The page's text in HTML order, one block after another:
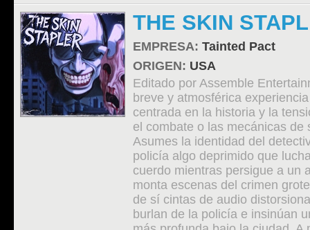
THE SKIN
EMPRESA: Tainted Pact
ORIGEN: USA
Editado por Assemble
breve y atmosférica
centrada en la historia y la
el combate o las mecánicas de
Asumes la identidad del
policía algo deprimido que
cuerdo mientras persigue a un
monta escenas del crimen
de sí cintas de audio
burlan de la policía e insinúan